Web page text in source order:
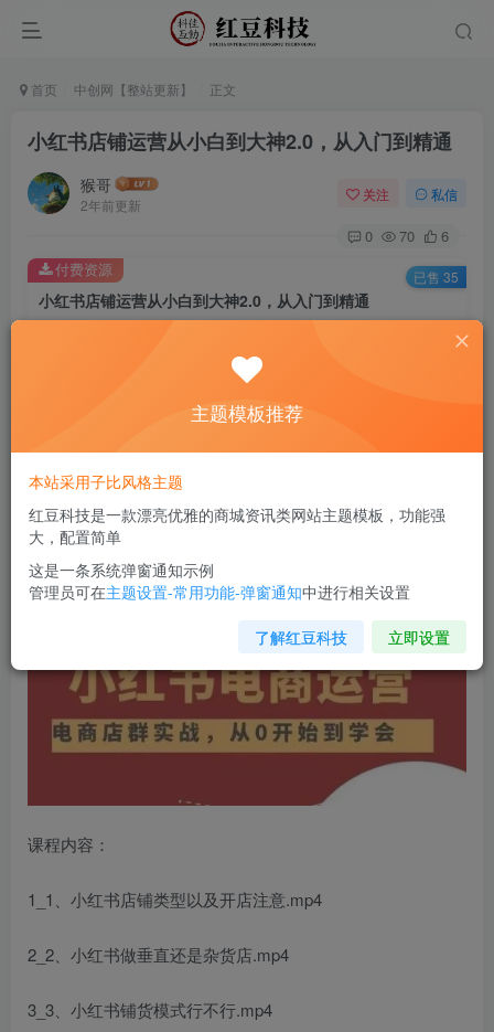
首页 中创网【整站更新】 正文
小红书店铺运营从小白到大神2.0，从入门到精通
猴哥
2年前更新
关注 私信
0 70 6
小红书店铺运营从小白到大神2.0，从入门到精通
此内容为付费资源，请付费后查看
9.9
免费
付费资源 已售 35
小红书店铺运营从小白到大神2.0，从入门到精通
课程内容：
1_1、小红书店铺类型以及开店注意.mp4
2_2、小红书做垂直还是杂货店.mp4
3_3、小红书铺货模式行不行.mp4
主题模板推荐
本站采用子比风格主题
红豆科技是一款漂亮优雅的商城资讯类网站主题模板，功能强
大，配置简单
这是一条系统弹窗通知示例
管理员可在主题设置-常用功能-弹窗通知中进行相关设置
了解红豆科技 立即设置